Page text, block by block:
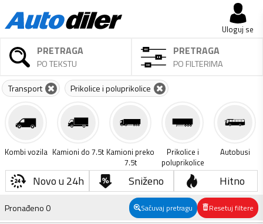
Uloguj se
PRETRAGA
PO TEKSTU
PRETRAGA
PO FILTERIMA
Transport Prikolice i poluprikolice
Kombi vozila Kamioni do 7.5t Kamioni preko
7.5t
Prikolice i
poluprikolice
Autobusi
Novo u 24h Sniženo Hitno
Pronađeno0 Sačuvaj pretragu Resetuj filtere